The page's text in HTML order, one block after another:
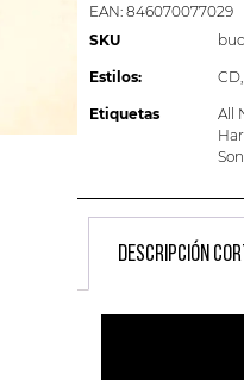
EAN: 846070077029
SKU
Estilos: CD,
Etiquetas All
DESCRIPCIÓN